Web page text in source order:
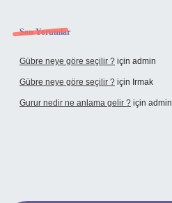
Son Yorumlar
Gübre neye göre seçilir ? için admin
Gübre neye göre seçilir ? için Irmak
Gurur nedir ne anlama gelir ? için admin